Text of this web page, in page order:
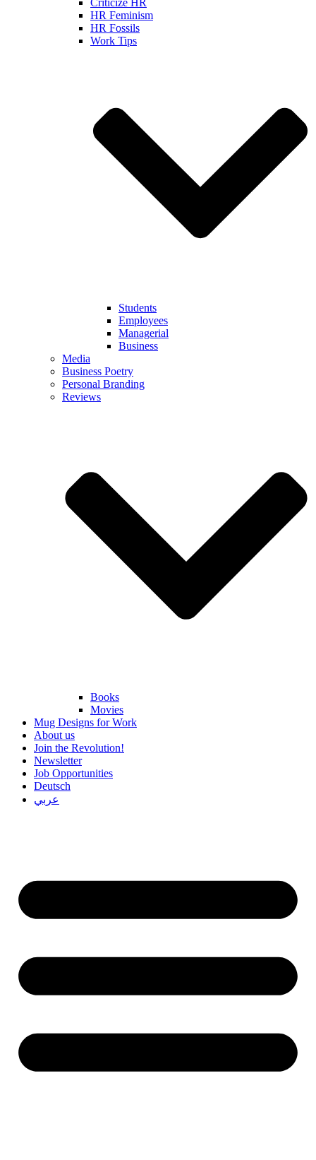
HR Feminism
HR Fossils
Work Tips
Students
Employees
Managerial
Business
Media
Business Poetry
Personal Branding
Reviews
Books
Movies
Mug Designs for Work
About us
Join the Revolution!
Newsletter
Job Opportunities
Deutsch
عربي